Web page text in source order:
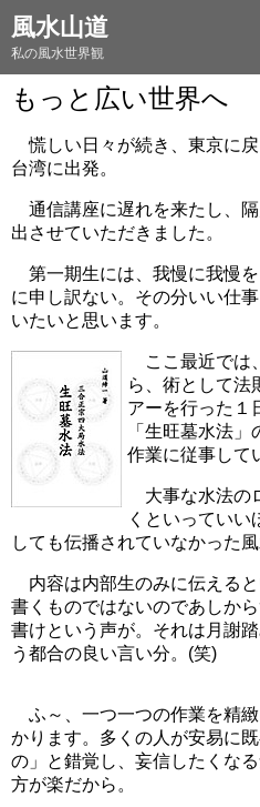
風水山道
私の風水世界観
もっと広い世界へ
慌しい日々が続き、東京に
台湾に出発。
通信講座に遅れを来たし、
出させていただきました。
第一期生には、我慢に我慢
に申し訳ない。その分いい仕
いたいと思います。
ここ最近では
ら、術として法
アーを行った１
「生旺墓水法
作業に従事して
大事な水法の
くといっていい
しても伝播されていなかった
内容は内部生のみに伝える
書くものではないのであしか
書けという声が。それは月謝
う都合の良い言い分。(笑)
ふ～、一つ一つの作業を精
かります。多くの人が安易に
の」と錯覚し、妄信したくな
方が楽だから。